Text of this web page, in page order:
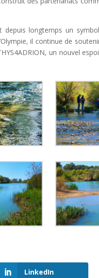
depuis longtemps un
il continue de
un nouvel
LinkedIn